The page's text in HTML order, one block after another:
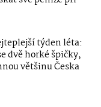
týden léta:
dvě horké špičky,
většinu Česka